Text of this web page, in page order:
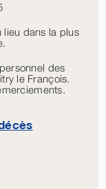
lieu dans la plus
des
le François.